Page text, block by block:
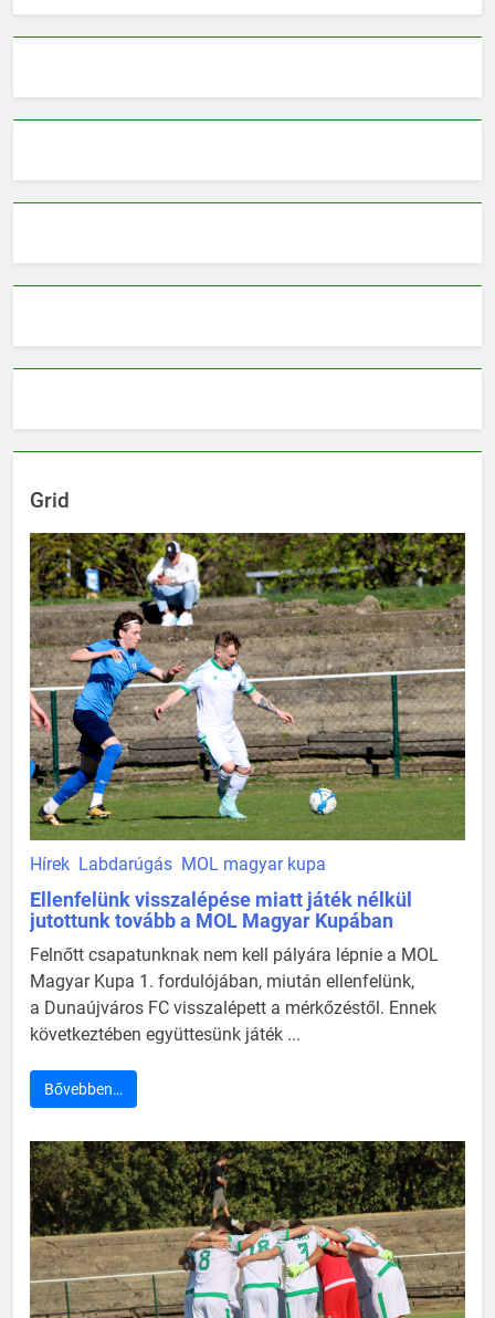
Grid
Hírek Labdarúgás MOL magyar kupa
Ellenfelünk visszalépése miatt játék nélkül
jutottunk tovább a MOL Magyar Kupában
Felnőtt csapatunknak nem kell pályára lépnie a MOL
Magyar Kupa 1. fordulójában, miután ellenfelünk,
a Dunaújváros FC visszalépett a mérkőzéstől. Ennek
következtében együttesünk játék ...
Bővebben…